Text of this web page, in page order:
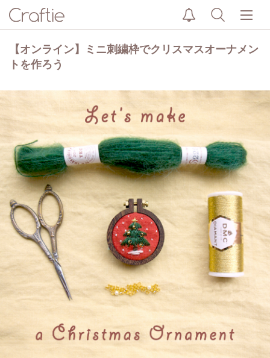
【オンライン】ミニ刺繍枠でクリスマスオーナメン
トを作ろう